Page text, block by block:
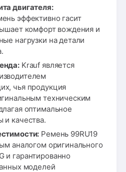
двигателя:
эффективно гасит
комфорт вождения и
нагрузки на детали
Krauf является
чья продукция
техническим
оптимальное
качества.
Ремень 99RU19
аналогом оригинального
и гарантированно
моделей